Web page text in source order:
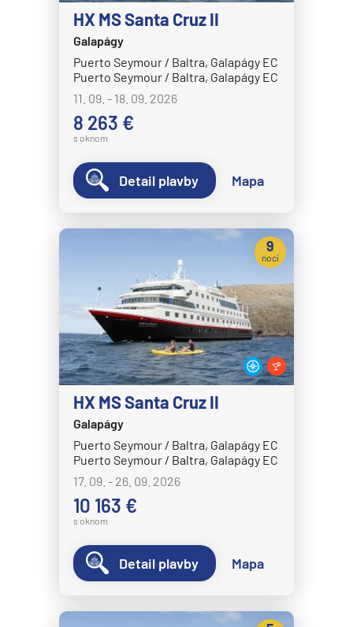
MS Zuiderdam
Hurtigruten
HX MS Fram
HX MS Fridtjof Nansen
HX MS Maud
HX MS Roald Amundsen
HX MS Santa Cruz II
HX MS Spitsbergen
MS Nordkapp
MS Nordlys
MS Nordnorge
MS Nordstjernen
MS Otto Sverdrup
MS Polarlys
MS Richard With
MS Trollfjord
MS Vesteralen
MSC Cruises
MSC Armonia
MSC Bellissima
HX MS Santa Cruz II
Galapágy
Puerto Seymour / Baltra, Galapágy EC
Puerto Seymour / Baltra, Galapágy EC
11. 09. - 18. 09. 2026
8 263 €
s oknom
Detail plavby Mapa
HX MS Santa Cruz II
Galapágy
Puerto Seymour / Baltra, Galapágy EC
Puerto Seymour / Baltra, Galapágy EC
17. 09. - 26. 09. 2026
10 163 €
s oknom
9
nocí
Detail plavby Mapa